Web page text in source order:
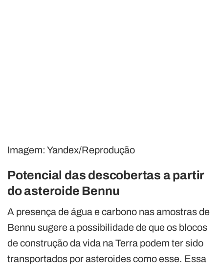
Imagem: Yandex/Reprodução
Potencial das descobertas a partir
do asteroide Bennu
A presença de água e carbono nas amostras de
Bennu sugere a possibilidade de que os blocos
de construção da vida na Terra podem ter sido
transportados por asteroides como esse. Essa